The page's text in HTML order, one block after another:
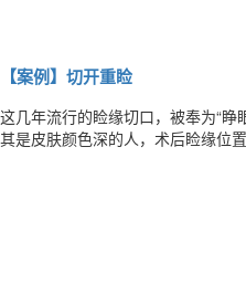
【案例】切开重睑
这几年流行的睑缘切口，被奉为“
其是皮肤颜色深的人，术后睑缘位